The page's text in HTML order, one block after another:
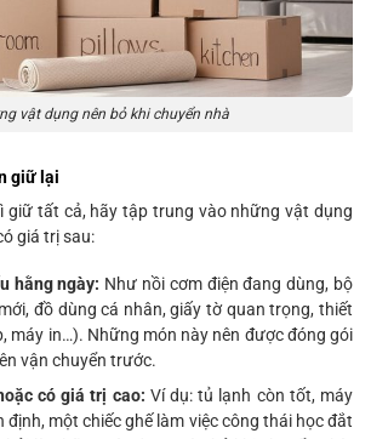
vật dụng nên bỏ khi chuyển nhà
giữ lại
giữ tất cả, hãy tập trung vào những vật dụng
giá trị sau:
hằng ngày: Như nồi cơm điện đang dùng, bộ
đồ dùng cá nhân, giấy tờ quan trọng, thiết
máy in…). Những món này nên được đóng gói
vận chuyển trước.
có giá trị cao: Ví dụ: tủ lạnh còn tốt, máy
định, một chiếc ghế làm việc công thái học đắt